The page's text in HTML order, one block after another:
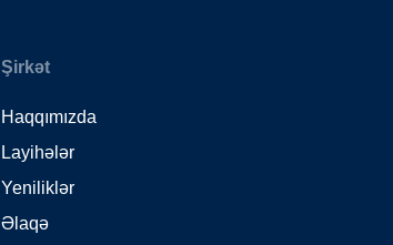
Şirkət
Haqqımızda
Layihələr
Yeniliklər
Əlaqə